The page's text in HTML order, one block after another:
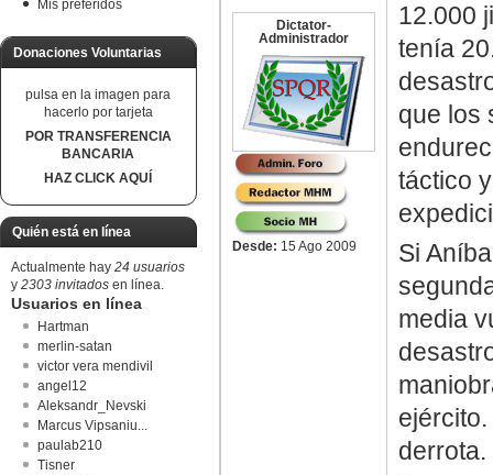
Mis preferidos
Donaciones Voluntarias
pulsa en la imagen para
hacerlo por tarjeta
POR TRANSFERENCIA
BANCARIA
HAZ CLICK AQUÍ
Quién está en línea
Actualmente hay 24 usuarios
y 2303 invitados en línea.
Usuarios en línea
Hartman
merlin-satan
victor vera mendivil
angel12
Aleksandr_Nevski
Marcus Vipsaniu...
paulab210
Tisner
Dictator-
Administrador
Desde: 15 Ago 2009
12.000
tenía
que los
táctico
Si
media
derrota.